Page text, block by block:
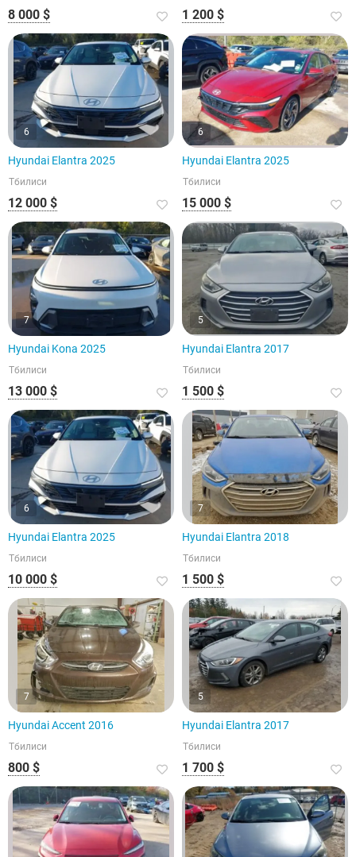
8 000 $ 1 200 $
6
Hyundai Elantra 2025
Тбилиси
12 000 $
6
Hyundai Elantra 2025
Тбилиси
15 000 $
7
Hyundai Kona 2025
Тбилиси
13 000 $
5
Hyundai Elantra 2017
Тбилиси
1 500 $
6
Hyundai Elantra 2025
Тбилиси
10 000 $
7
Hyundai Elantra 2018
Тбилиси
1 500 $
7
Hyundai Accent 2016
Тбилиси
800 $
5
Hyundai Elantra 2017
Тбилиси
1 700 $